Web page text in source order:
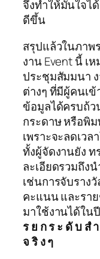
จึงทำให้มั่นใจไ
ดีขึ้น
สรุปแล้วในภาพ
งาน Event นี้ เ
ประชุมสัมมนา
ต่างๆ ที่มีผู้คนเ
ข้อมูลได้ครบถ้ว
กระดาษ หรือพิ
เพราะจะลดเว
ทั้งผู้จัดงานยัง ท
ละเอียดรวมถึง
เช่นการจับราง
คะแนน และรา
มาใช้งานได้ใน
ร ย ก ร ะ ดั บ สํ
จ ริ ง ๆ